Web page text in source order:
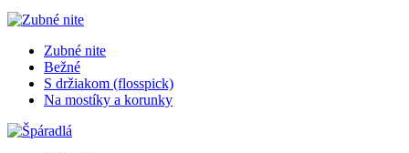
Zubné nite
Bežné
S držiakom (flosspick)
Na mostíky a korunky